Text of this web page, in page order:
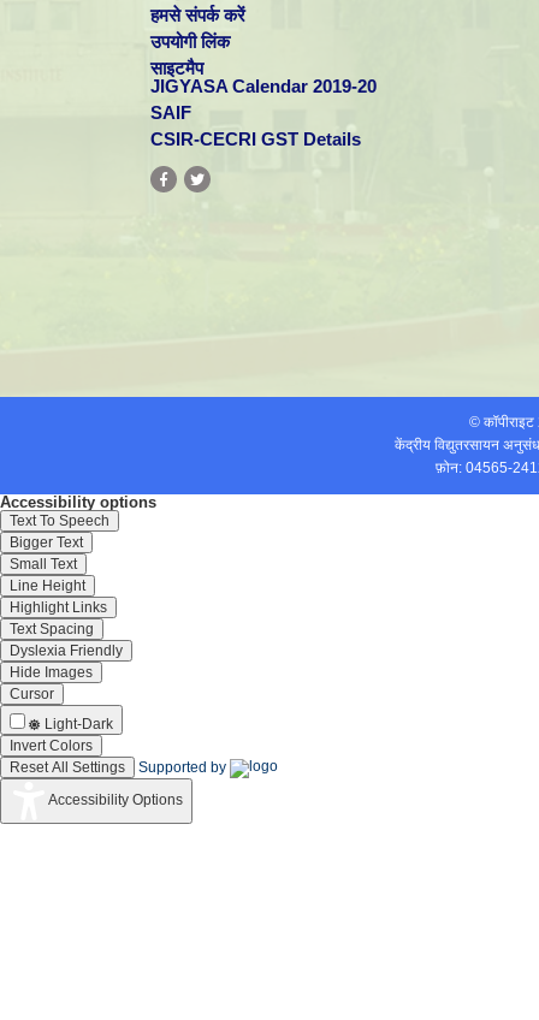
हमसे संपर्क करें
उपयोगी लिंक
साइटमैप
JIGYASA Calendar 2019-20
SAIF
CSIR-CECRI GST Details
©
केंद्रीय विद्युतरसायन
फ़ोन: 04565-
Accessibility options
Text To Speech
Bigger Text
Small Text
Line Height
Highlight Links
Text Spacing
Dyslexia Friendly
Hide Images
Cursor
Light-Dark
Invert Colors
Reset All Settings
Supported by
Accessibility Options